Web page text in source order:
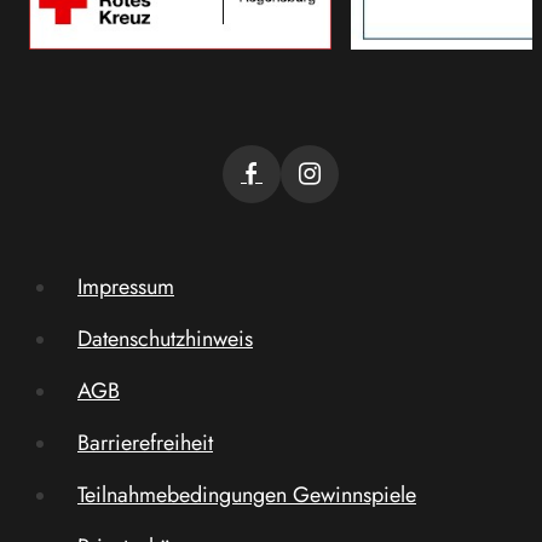
Impressum
Datenschutzhinweis
AGB
Barrierefreiheit
Teilnahmebedingungen Gewinnspiele